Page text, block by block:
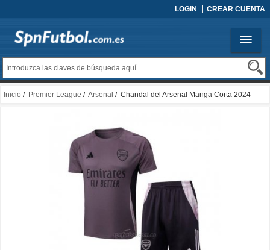
LOGIN CREAR CUENTA
Inicio / Premier League / Arsenal / Chandal del Arsenal Manga Corta 2024-